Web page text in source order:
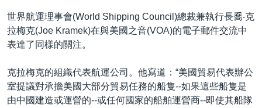
世界航運理事會(World Shipping Council)總裁兼執行長喬‧克
拉梅克(Joe Kramek)在與美國之音(VOA)的電子郵件交流中
表達了同樣的關注。
克拉梅克的組織代表航運公司。他寫道：“美國貿易代表辦公
室提議對承擔美國大部分貿易任務的船隻--如果這些船隻是
由中國建造或運營的--或任何國家的船舶運營商--即使其船隊